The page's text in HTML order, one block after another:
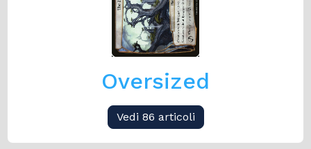
Oversized
Vedi 86 articoli